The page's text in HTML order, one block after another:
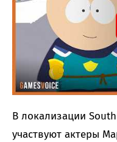
В локализации
участвуют актеры